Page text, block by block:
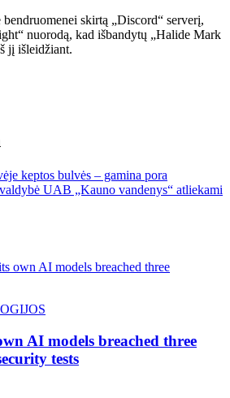
skirtą „Discord“ serverį,
nuorodą, kad išbandytų „Halide Mark
jį išleidžiant.
keptos bulvės – gamina pora
UAB „Kauno vandenys“ atliekami
AI models breached three
tests